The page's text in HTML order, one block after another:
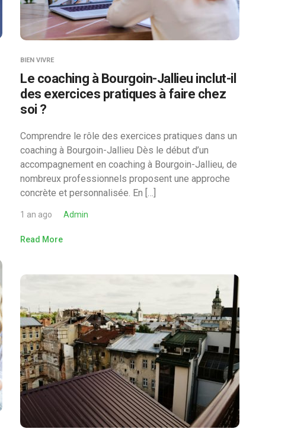
BIEN VIVRE
Le coaching à Bourgoin-Jallieu inclut-il
des exercices pratiques à faire chez
soi ?
Comprendre le rôle des exercices pratiques dans un
coaching à Bourgoin-Jallieu Dès le début d’un
accompagnement en coaching à Bourgoin-Jallieu, de
nombreux professionnels proposent une approche
concrète et personnalisée. En […]
1 an ago Admin
Read More